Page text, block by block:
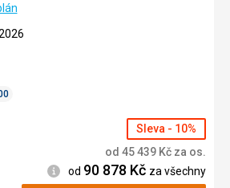
Sleva - 10%
od 45 439 Kč za os.
Informace
od 90 878 Kč za všechny